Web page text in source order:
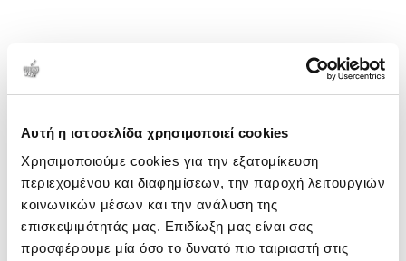
Αυτή η ιστοσελίδα χρησιμοποιεί cookies
Χρησιμοποιούμε cookies για την εξατομίκευση
περιεχομένου και διαφημίσεων, την παροχή λειτουργιών
κοινωνικών μέσων και την ανάλυση της
επισκεψιμότητάς μας. Επιδίωξη μας είναι σας
προσφέρουμε μία όσο το δυνατό πιο ταιριαστή στις